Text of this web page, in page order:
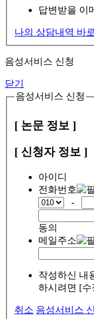
답변받을 이
나의 상담내역 바
음성서비스 신청
닫기
음성서비스 신청
[ 논문 정보 ]
[ 신청자 정보 ]
아이디
전화번호
-
동의
메일주소
작성하신 내
하시려면 [
취소 음성서비스